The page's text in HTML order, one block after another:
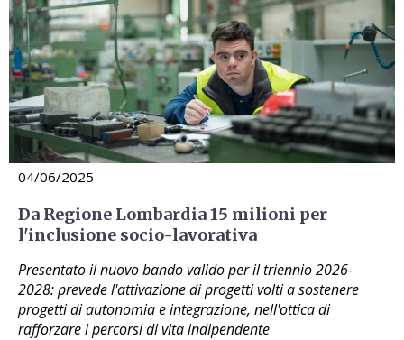
04/06/2025
Da Regione Lombardia 15 milioni per
l'inclusione socio-lavorativa
Presentato il nuovo bando valido per il triennio 2026-
2028: prevede l'attivazione di progetti volti a sostenere
progetti di autonomia e integrazione, nell'ottica di
rafforzare i percorsi di vita indipendente